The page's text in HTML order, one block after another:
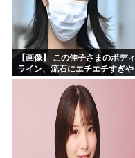
【画像】 この佳子さまのボディ
ライン、流石にエチエチすぎや
ろ！